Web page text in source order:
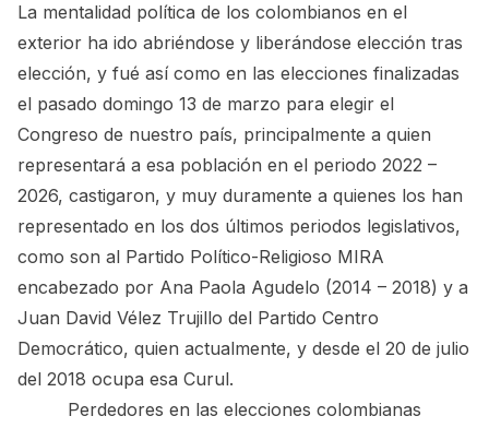
La mentalidad política de los colombianos en el
exterior ha ido abriéndose y liberándose elección tras
elección, y fué así como en las elecciones finalizadas
el pasado domingo 13 de marzo para elegir el
Congreso de nuestro país, principalmente a quien
representará a esa población en el periodo 2022 –
2026, castigaron, y muy duramente a quienes los han
representado en los dos últimos periodos legislativos,
como son al Partido Político-Religioso MIRA
encabezado por Ana Paola Agudelo (2014 – 2018) y a
Juan David Vélez Trujillo del Partido Centro
Democrático, quien actualmente, y desde el 20 de julio
del 2018 ocupa esa Curul.
Perdedores en las elecciones colombianas